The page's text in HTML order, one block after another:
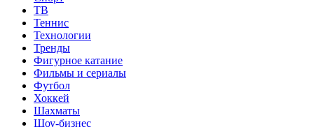
ТВ
Теннис
Технологии
Тренды
Фигурное катание
Фильмы и сериалы
Футбол
Хоккей
Шахматы
Шоу-бизнес